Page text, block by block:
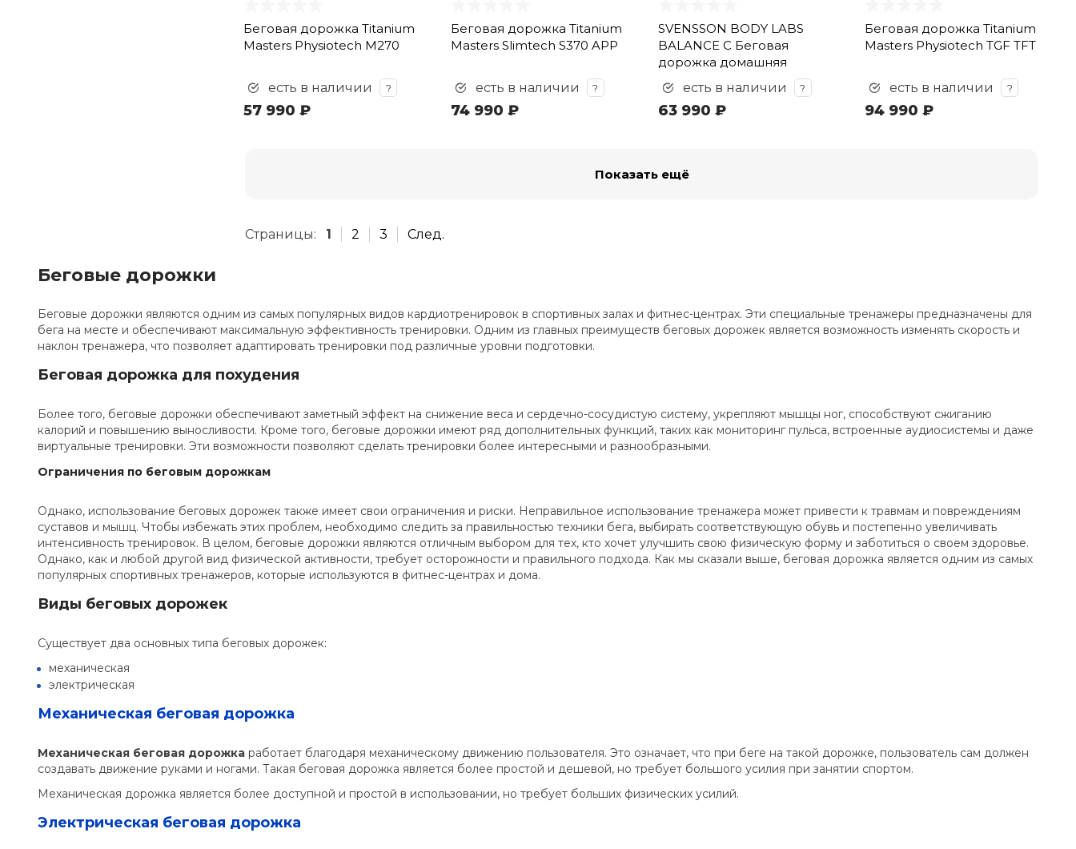
Беговая дорожка Titanium
Masters Physiotech M270
есть в наличии ?
57 990 ₽
Беговая дорожка Titanium
Masters Slimtech S370 APP
есть в наличии ?
74 990 ₽
SVENSSON BODY LABS
BALANCE C Беговая
дорожка домашняя
есть в наличии
?
63 990 ₽
Беговая дорожка Titanium
Masters Physiotech TGF TFT
есть в наличии ?
94 990 ₽
Показать ещё
Страницы: 1 2 3 След.
Беговые дорожки
Беговые дорожки являются одним из самых популярных видов кардиотренировок в спортивных залах и фитнес-центрах. Эти специальные тренажеры предназначены для
бега на месте и обеспечивают максимальную эффективность тренировки. Одним из главных преимуществ беговых дорожек является возможность изменять скорость и
наклон тренажера, что позволяет адаптировать тренировки под различные уровни подготовки.
Беговая дорожка для похудения
Более того, беговые дорожки обеспечивают заметный эффект на снижение веса и сердечно-сосудистую систему, укрепляют мышцы ног, способствуют сжиганию
калорий и повышению выносливости. Кроме того, беговые дорожки имеют ряд дополнительных функций, таких как мониторинг пульса, встроенные аудиосистемы и даже
виртуальные тренировки. Эти возможности позволяют сделать тренировки более интересными и разнообразными.
Ограничения по беговым дорожкам
Однако, использование беговых дорожек также имеет свои ограничения и риски. Неправильное использование тренажера может привести к травмам и повреждениям
суставов и мышц. Чтобы избежать этих проблем, необходимо следить за правильностью техники бега, выбирать соответствующую обувь и постепенно увеличивать
интенсивность тренировок. В целом, беговые дорожки являются отличным выбором для тех, кто хочет улучшить свою физическую форму и заботиться о своем здоровье.
Однако, как и любой другой вид физической активности, требует осторожности и правильного подхода. Как мы сказали выше, беговая дорожка является одним из самых
популярных спортивных тренажеров, которые используются в фитнес-центрах и дома.
Виды беговых дорожек
Существует два основных типа беговых дорожек:
механическая
электрическая
Механическая беговая дорожка
Механическая беговая дорожка работает благодаря механическому движению пользователя. Это означает, что при беге на такой дорожке, пользователь сам должен
создавать движение руками и ногами. Такая беговая дорожка является более простой и дешевой, но требует большого усилия при занятии спортом.
Механическая дорожка является более доступной и простой в использовании, но требует больших физических усилий.
Электрическая беговая дорожка